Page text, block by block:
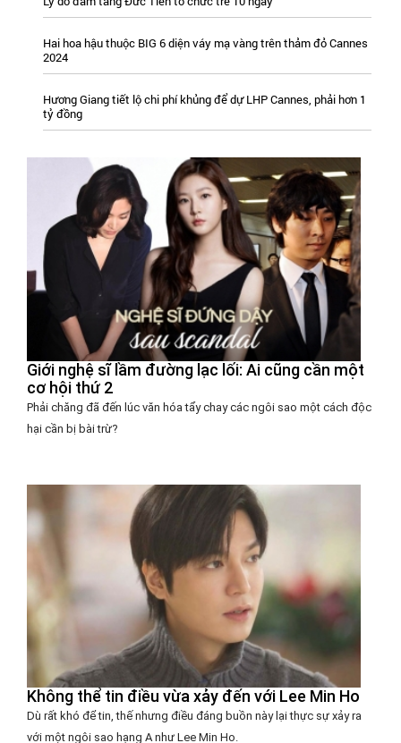
Hai hoa hậu thuộc BIG 6 diện váy mạ vàng trên thảm đỏ Cannes
2024
Hương Giang tiết lộ chi phí khủng để dự LHP Cannes, phải hơn 1
tỷ đồng
Giới nghệ sĩ lầm đường lạc lối: Ai cũng cần một
cơ hội thứ 2
Phải chăng đã đến lúc văn hóa tẩy chay các ngôi sao một cách độc
hại cần bị bài trừ?
Không thể tin điều vừa xảy đến với Lee Min Ho
Dù rất khó để tin, thế nhưng điều đáng buồn này lại thực sự xảy ra
với một ngôi sao hạng A như Lee Min Ho.